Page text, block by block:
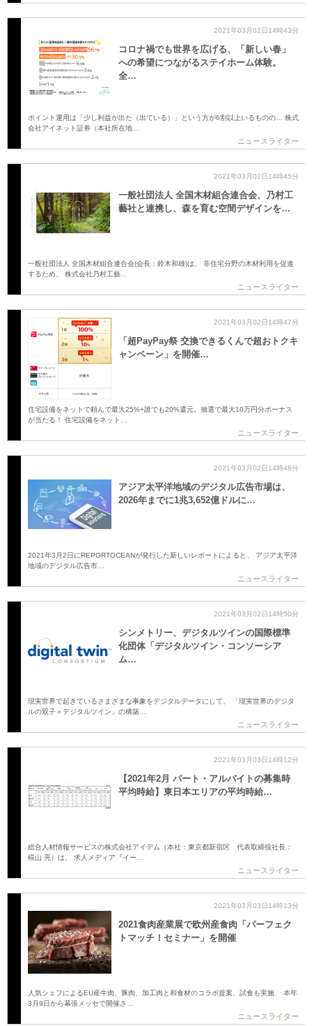
2021年03月02日14時43分
コロナ禍でも世界を広げる、「新しい春」
への希望につながるステイホーム体験。
全…
ポイント運用は「少し利益が出た（出ている）」という方が6割以上いるものの… 株式
会社アイネット証券（本社所在地…
ニュースライター
2021年03月02日14時45分
一般社団法人 全国木材組合連合会、乃村工
藝社と連携し、森を育む空間デザインを…
一般社団法人 全国木材組合連合会(会長：鈴木和雄)は、 非住宅分野の木材利用を促進
するため、 株式会社乃村工藝…
ニュースライター
2021年03月02日14時47分
「超PayPay祭 交換できるくんで超おトクキ
ャンペーン」を開催…
住宅設備をネットで頼んで最大25%+誰でも20%還元。抽選で最大10万円分ボーナス
が当たる！ 住宅設備をネット…
ニュースライター
2021年03月02日14時48分
アジア太平洋地域のデジタル広告市場は、
2026年までに1兆3,652億ドルに…
2021年3月2日にREPORTOCEANが発行した新しいレポートによると、 アジア太平洋
地域のデジタル広告市…
ニュースライター
2021年03月02日14時50分
シンメトリー、デジタルツインの国際標準
化団体「デジタルツイン・コンソーシア
ム…
現実世界で起きているさまざまな事象をデジタルデータにして、 「現実世界のデジタ
ルの双子＝デジタルツイン」の構築…
ニュースライター
2021年03月03日14時12分
【2021年2月 パート・アルバイトの募集時
平均時給】東日本エリアの平均時給…
総合人材情報サービスの株式会社アイデム（本社：東京都新宿区 代表取締役社長：
椛山 亮）は、 求人メディア『イー…
ニュースライター
2021年03月03日14時13分
2021食肉産業展で欧州産食肉「パーフェク
トマッチ！セミナー」を開催
人気シェフによるEU産牛肉、豚肉、加工肉と和食材のコラボ提案、試食も実施 本年
3月9日から幕張メッセで開催さ…
ニュースライター